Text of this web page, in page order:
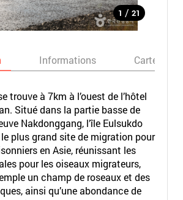
1 / 21
Informations Carte
trouve à 7km à l’ouest de l’hôtel
Situé dans la partie basse de
Nakdonggang, l’île Eulsukdo
plus grand site de migration pour
en Asie, réunissant les
pour les oiseaux migrateurs,
un champ de roseaux et des
ainsi qu’une abondance de